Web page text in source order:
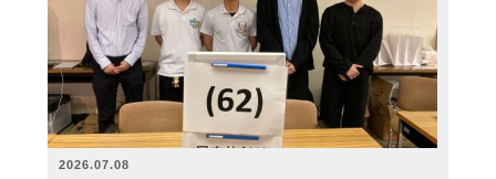
2026.07.08